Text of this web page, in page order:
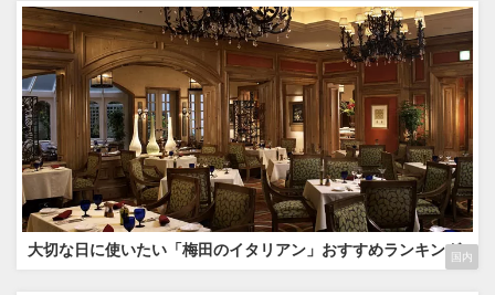
国内
大切な日に使いたい「梅田のイタリアン」おすすめランキング